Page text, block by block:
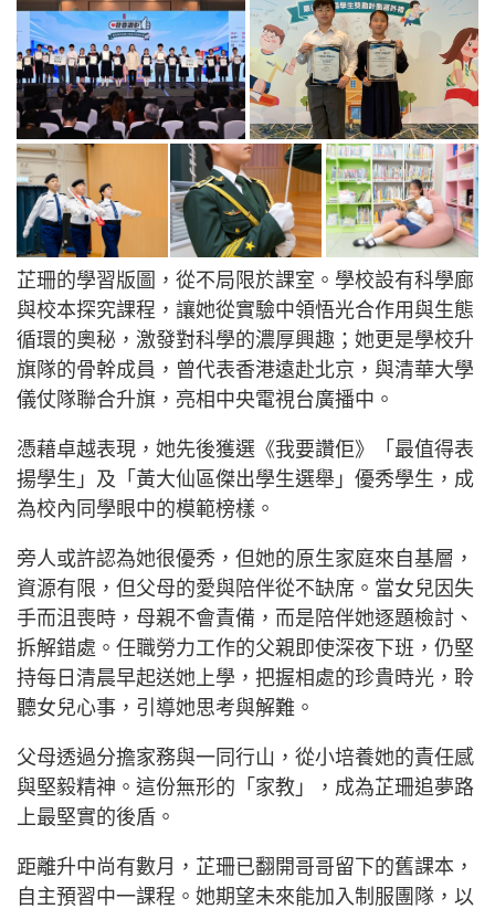
芷珊的學習版圖，從不局限於課室。學校設有科學廊
與校本探究課程，讓她從實驗中領悟光合作用與生態
循環的奧秘，激發對科學的濃厚興趣；她更是學校升
旗隊的骨幹成員，曾代表香港遠赴北京，與清華大學
儀仗隊聯合升旗，亮相中央電視台廣播中。
憑藉卓越表現，她先後獲選《我要讚佢》「最值得表
揚學生」及「黃大仙區傑出學生選舉」優秀學生，成
為校內同學眼中的模範榜樣。
旁人或許認為她很優秀，但她的原生家庭來自基層，
資源有限，但父母的愛與陪伴從不缺席。當女兒因失
手而沮喪時，母親不會責備，而是陪伴她逐題檢討、
拆解錯處。任職勞力工作的父親即使深夜下班，仍堅
持每日清晨早起送她上學，把握相處的珍貴時光，聆
聽女兒心事，引導她思考與解難。
父母透過分擔家務與一同行山，從小培養她的責任感
與堅毅精神。這份無形的「家教」，成為芷珊追夢路
上最堅實的後盾。
距離升中尚有數月，芷珊已翻開哥哥留下的舊課本，
自主預習中一課程。她期望未來能加入制服團隊，以